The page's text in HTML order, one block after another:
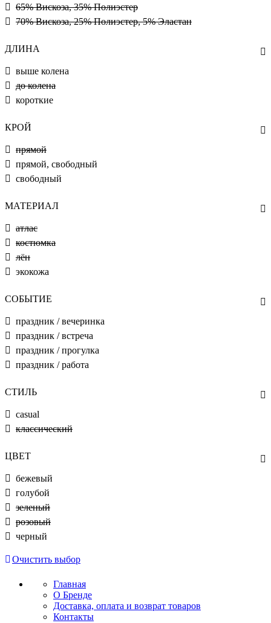
65% Вискоза, 35% Полиэстер
70% Вискоза, 25% Полиэстер, 5% Эластан
ДЛИНА
выше колена
до колена
короткие
КРОЙ
прямой
прямой, свободный
свободный
МАТЕРИАЛ
атлас
костюмка
лён
экокожа
СОБЫТИЕ
праздник / вечеринка
праздник / встреча
праздник / прогулка
праздник / работа
СТИЛЬ
casual
классический
ЦВЕТ
бежевый
голубой
зеленый
розовый
черный
Очистить выбор
Главная
О Бренде
Доставка, оплата и возврат товаров
Контакты